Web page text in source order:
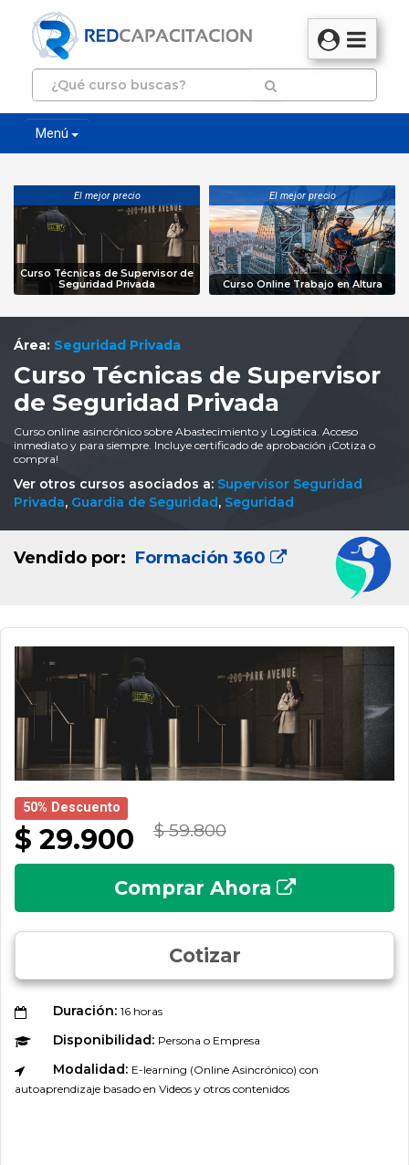
Menú
El mejor precio
Curso Técnicas de Supervisor de
Seguridad Privada
El mejor precio
Curso Online Trabajo en Altura
Área: Seguridad Privada
Curso Técnicas de Supervisor
de Seguridad Privada
Curso online asincrónico sobre Abastecimiento y Logística. Acceso
inmediato y para siempre. Incluye certificado de aprobación ¡Cotiza o
compra!
Ver otros cursos asociados a: Supervisor Seguridad
Privada, Guardia de Seguridad, Seguridad
Vendido por: Formación 360
50% Descuento
$ 29.900 $ 59.800
Comprar Ahora
Cotizar
Duración: 16 horas
Disponibilidad: Persona o Empresa
Modalidad: E-learning (Online Asincrónico) con
autoaprendizaje basado en Videos y otros contenidos